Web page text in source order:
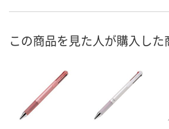
この商品を見た人が購入した